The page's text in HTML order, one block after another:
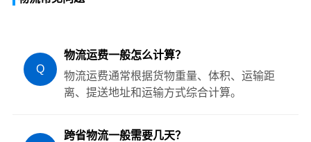
Q
物流运费一般怎么计算？
物流运费通常根据货物重量、体积、运输距
离、提送地址和运输方式综合计算。
跨省物流一般需要几天？